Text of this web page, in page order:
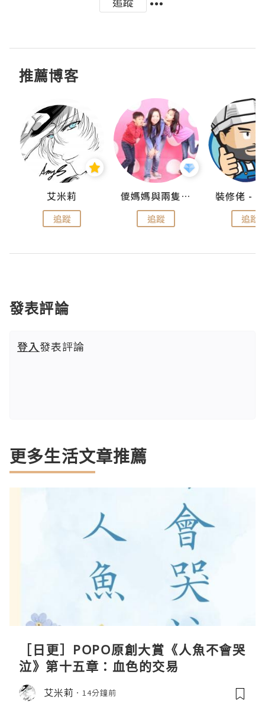
推薦博客
艾米莉
追蹤
儍媽媽與兩隻小魔怪之家
追蹤 追蹤
發表評論
登入發表評論
更多生活文章推薦
［日更］POPO原創大賞《人魚不會哭
泣》第十五章：血色的交易
艾米莉 14分鐘前